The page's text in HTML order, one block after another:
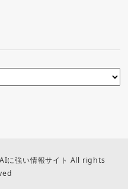
に強い情報サイト All rights